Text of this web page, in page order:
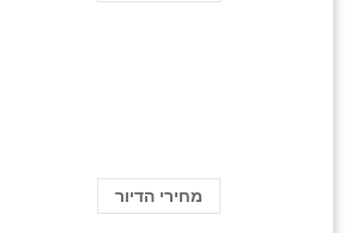
מחירי הדיור